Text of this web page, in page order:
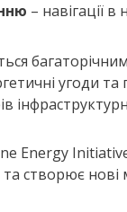
– навігації
угоди та
Energy
створює